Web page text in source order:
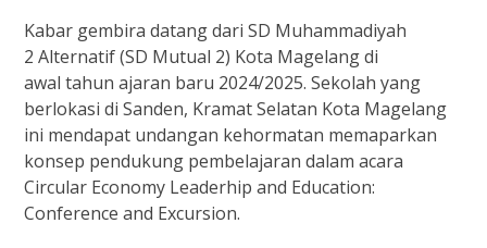
Kabar gembira datang dari SD Muhammadiyah
2 Alternatif (SD Mutual 2) Kota Magelang di
awal tahun ajaran baru 2024/2025. Sekolah yang
berlokasi di Sanden, Kramat Selatan Kota Magelang
ini mendapat undangan kehormatan memaparkan
konsep pendukung pembelajaran dalam acara
Circular Economy Leaderhip and Education:
Conference and Excursion.